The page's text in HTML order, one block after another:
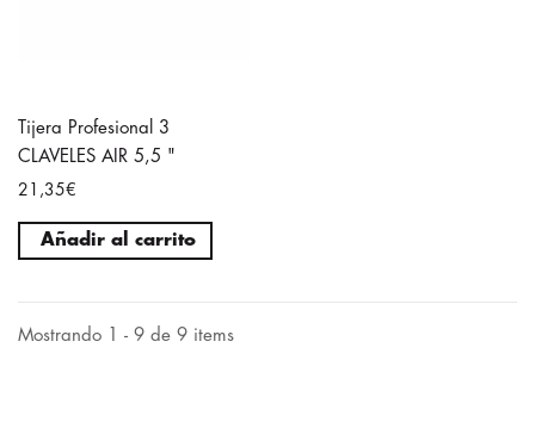
Tijera Profesional 3
CLAVELES AIR 5,5 "
21,35€
Añadir al carrito
Mostrando 1 - 9 de 9 items